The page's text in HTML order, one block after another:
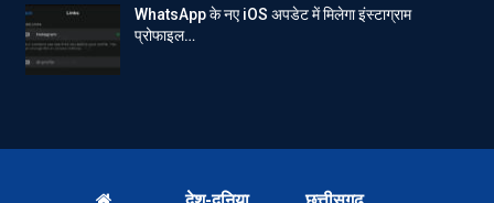
WhatsApp के नए iOS अपडेट में मिलेगा इंस्टाग्राम
प्रोफाइल…